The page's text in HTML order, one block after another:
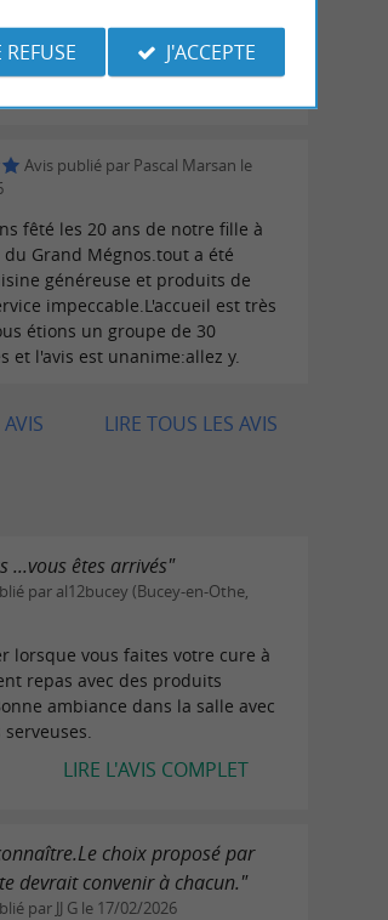
comme on les aime ! Familial,
gourmand… De retour de l’océan
cet arrêt « Terroir » était
Avis publié par Pascal Marsan le
fêté les 20 ans de notre fille à
du Grand Mégnos.tout a été
généreuse et produits de
impeccable.L'accueil est très
étions un groupe de 30
et l'avis est unanime:allez y.
LIRE TOUS LES AVIS
...vous êtes arrivés"
par al12bucey (Bucey-en-Othe,
lorsque vous faites votre cure à
repas avec des produits
ambiance dans la salle avec
LIRE L'AVIS COMPLET
choix proposé par
devrait convenir à chacun."
par JJ G le 17/02/2026
REFUSE J'ACCEPTE